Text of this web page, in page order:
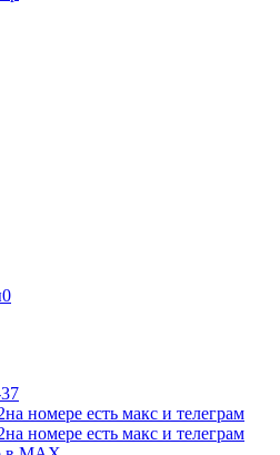
0
на номере есть макс и телеграм
на номере есть макс и телеграм